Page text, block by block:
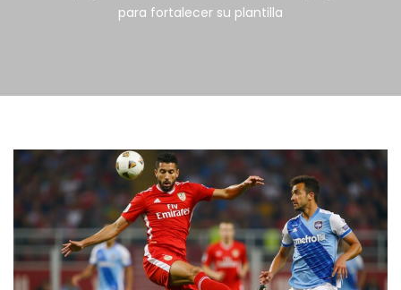
para fortalecer su plantilla